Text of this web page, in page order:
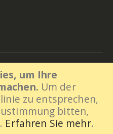
um Ihre
Um der
zu entsprechen,
bitten,
Erfahren Sie mehr.